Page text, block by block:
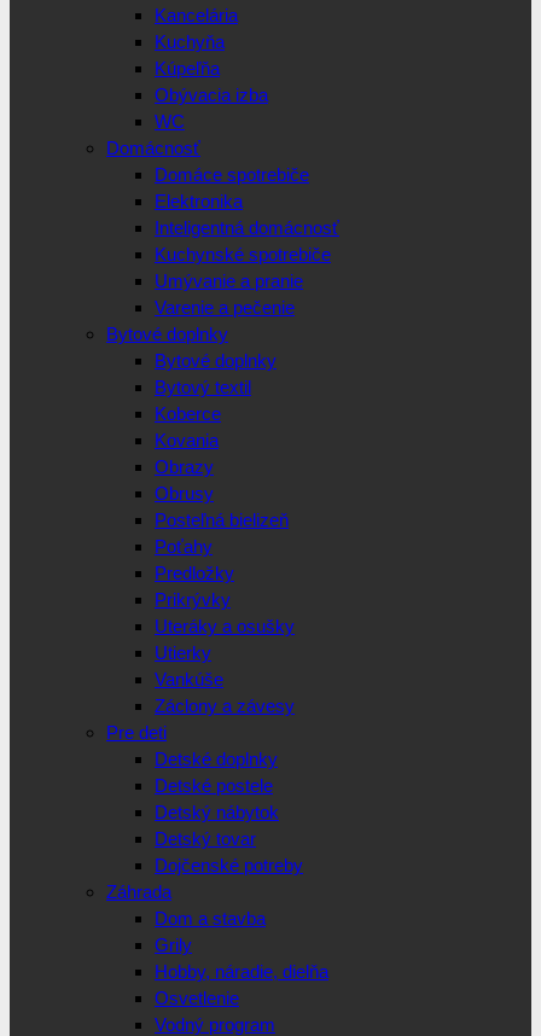
Kancelária
Kuchyňa
Kúpeľňa
Obývacia izba
WC
Domácnosť
Domáce spotrebiče
Elektronika
Inteligentná domácnosť
Kuchynské spotrebiče
Umývanie a pranie
Varenie a pečenie
Bytové doplnky
Bytové doplnky
Bytový textil
Koberce
Kovania
Obrazy
Obrusy
Posteľná bielizeň
Poťahy
Predložky
Prikrývky
Uteráky a osušky
Utierky
Vankúše
Záclony a závesy
Pre deti
Detské doplnky
Detské postele
Detský nábytok
Detský tovar
Dojčenské potreby
Záhrada
Dom a stavba
Grily
Hobby, náradie, dielňa
Osvetlenie
Vodný program